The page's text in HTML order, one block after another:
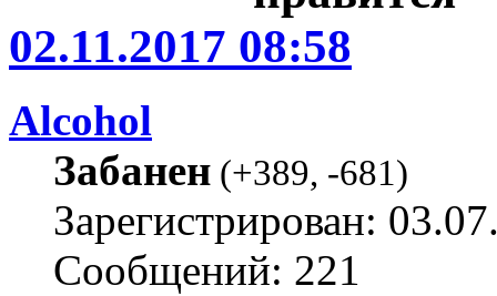
02.11.2017 08:58
Alcohol
Забанен (+389, -681)
Зарегистрирован:
Сообщений: 221